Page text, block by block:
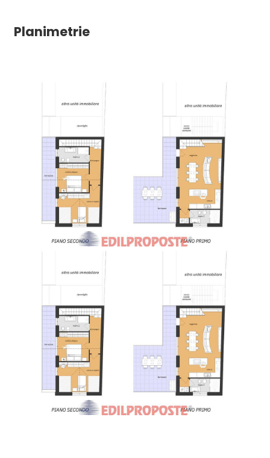
Impianto Elettrico: A norma
Planimetrie